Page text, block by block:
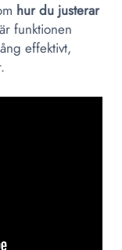
hur du justerar
funktionen
effektivt,